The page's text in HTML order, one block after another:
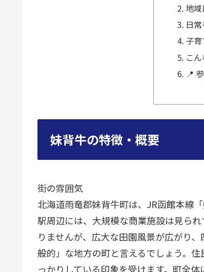
地
日
子
こ
📍
妹背牛の特徴・概要
街の雰囲気
北海道雨竜郡妹背牛町は、JR函館本線
駅周辺には、大規模な商業施設は見ら
りませんが、広大な田園風景が広がり
般的」な地方の町と言えるでしょう。
っかりしている印象を受けます。町全